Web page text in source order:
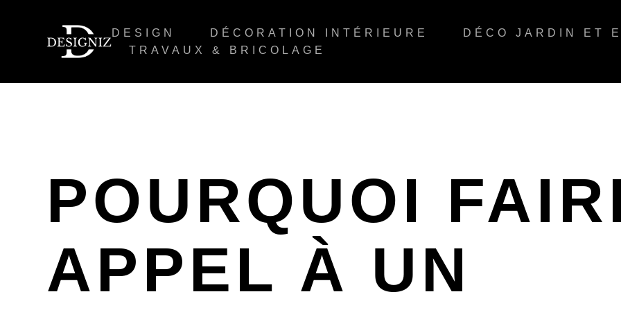
DESIGN DÉCORATION INTÉRIEURE
DÉCO JARDIN ET
TRAVAUX & BRICOLAGE
POURQUOI
APPEL À UN